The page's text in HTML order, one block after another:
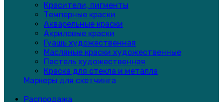
Красители, пигменты
Темперные краски
Акварельные краски
Акриловые краски
Гуашь художественная
Масляные краски художественные
Пастель художественная
Краска для стекла и металла
Маркеры для скетчинга
Распродажа